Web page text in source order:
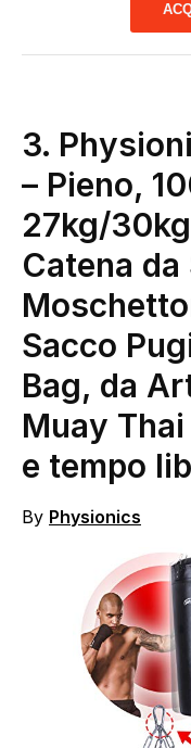
3.
– Pieno,
27kg/
Catena
Sacco
Bag, da
Muay
e tempo
By Physionics